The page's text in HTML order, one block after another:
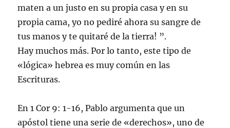
maten a un justo en su propia casa y en su
propia cama, yo no pediré ahora su sangre de
tus manos y te quitaré de la tierra! ”.
Hay muchos más. Por lo tanto, este tipo de
«lógica» hebrea es muy común en las
Escrituras.
En 1 Cor 9: 1-16, Pablo argumenta que un
apóstol tiene una serie de «derechos», uno de